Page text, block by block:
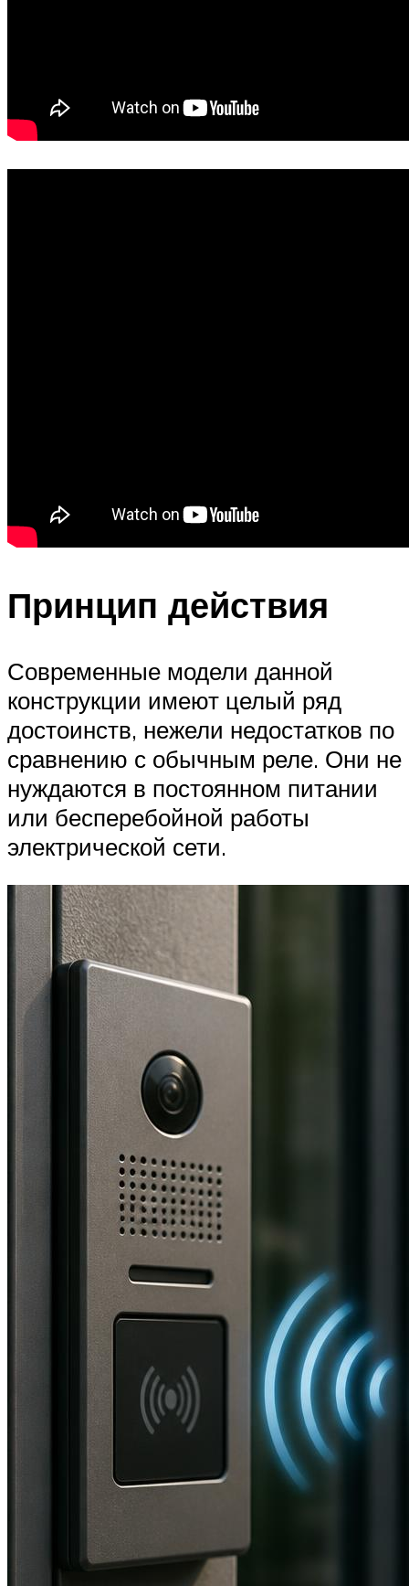
Принцип действия
Современные модели данной
конструкции имеют целый ряд
достоинств, нежели недостатков по
сравнению с обычным реле. Они не
нуждаются в постоянном питании
или бесперебойной работы
электрической сети.